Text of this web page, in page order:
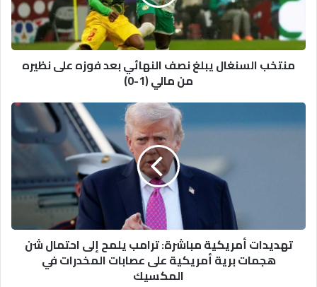
بعد
على
نظيره
0)
منتخب السنغال يبلغ نصف النهائي بعد فوزه على نظيره
من مالي (1-0)
تهديدات
أمريكية
هجمات
بريةتهديدات أمريكية مباشرة: ترامب يلمح إلى احتمال شن
هجمات برية أمريكية على عصابات المخدرات في
المكسيك